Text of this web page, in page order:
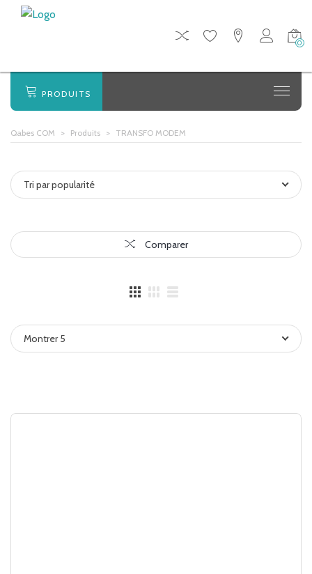
0
PRODUITS
Qabes COM > Produits > TRANSFO MODEM
Tri par popularité
Comparer
Montrer 5